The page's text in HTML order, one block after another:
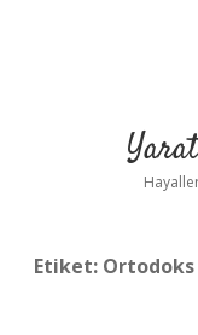
Etiket: Ortodoks